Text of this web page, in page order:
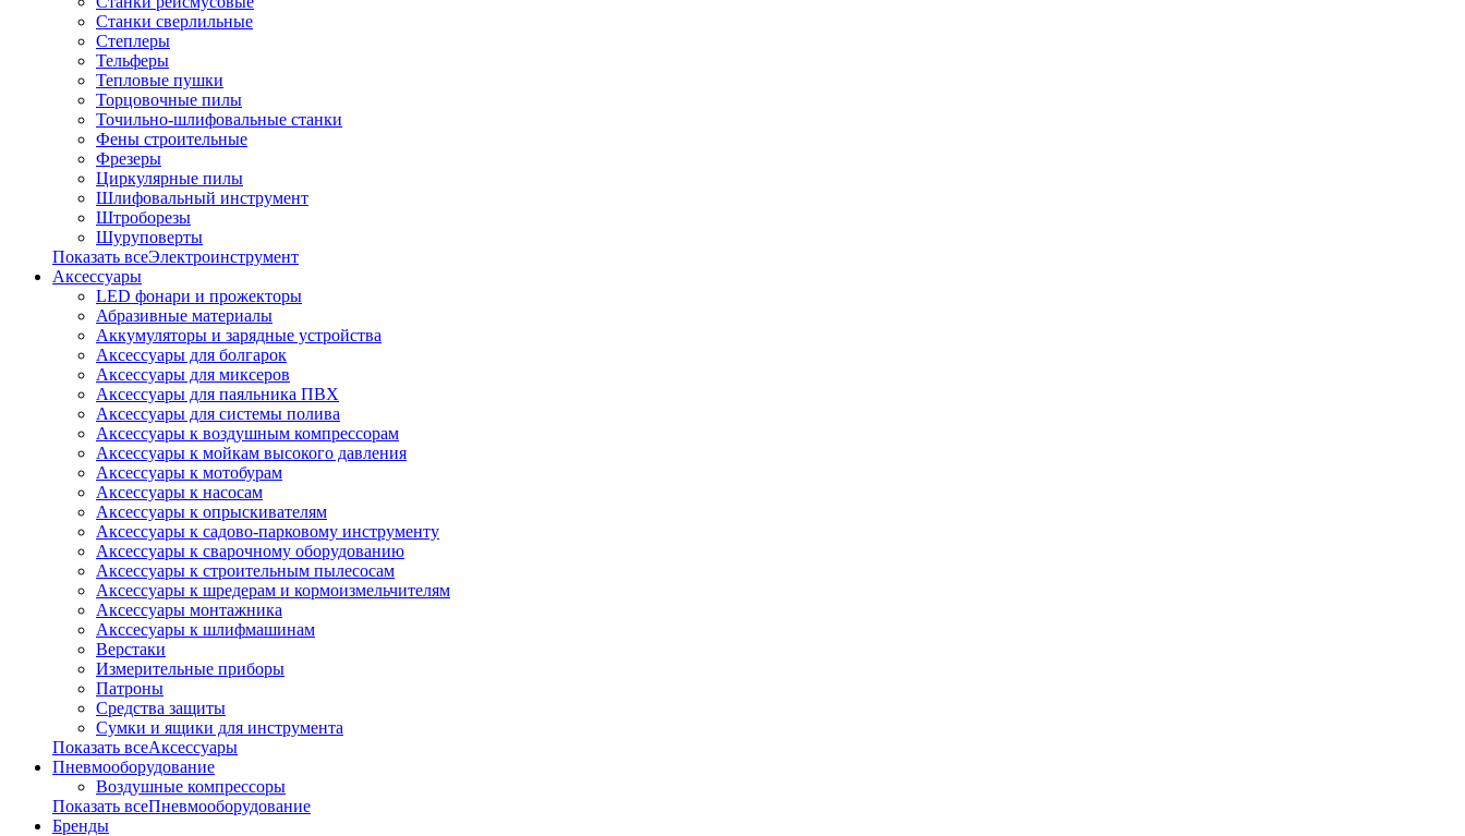
Станки сверлильные
Степлеры
Тельферы
Тепловые пушки
Торцовочные пилы
Точильно-шлифовальные станки
Фены строительные
Фрезеры
Циркулярные пилы
Шлифовальный инструмент
Штроборезы
Шуруповерты
Показать всеЭлектроинструмент
Аксессуары
LED фонари и прожекторы
Абразивные материалы
Аккумуляторы и зарядные устройства
Аксессуары для болгарок
Аксессуары для миксеров
Аксессуары для паяльника ПВХ
Аксессуары для системы полива
Аксессуары к воздушным компрессорам
Аксессуары к мойкам высокого давления
Аксессуары к мотобурам
Аксессуары к насосам
Аксессуары к опрыскивателям
Аксессуары к садово-парковому инструменту
Аксессуары к сварочному оборудованию
Аксессуары к строительным пылесосам
Аксессуары к шредерам и кормоизмельчителям
Аксессуары монтажника
Акссесуары к шлифмашинам
Верстаки
Измерительные приборы
Патроны
Средства защиты
Сумки и ящики для инструмента
Показать всеАксессуары
Пневмооборудование
Воздушные компрессоры
Показать всеПневмооборудование
Бренды